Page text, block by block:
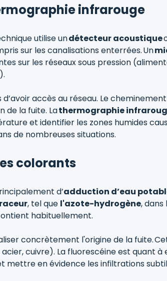
infrarouge
utilise undétecteur acoustique
sur les canalisations enterrées. Un
sur les réseaux sous pression
accès au réseau. Le
de la fuite. Lathermographie
et identifier les zones humides
de nombreuses situations.
colorants
d’adduction d’eau
, tel que l'azote-hydrogène, dans
habituellement.
concrètement l'origine de la fuite.
cuivre). La fluorescéine est quant
mettre en évidence les infiltrations